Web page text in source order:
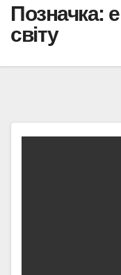
Позначка:
світу